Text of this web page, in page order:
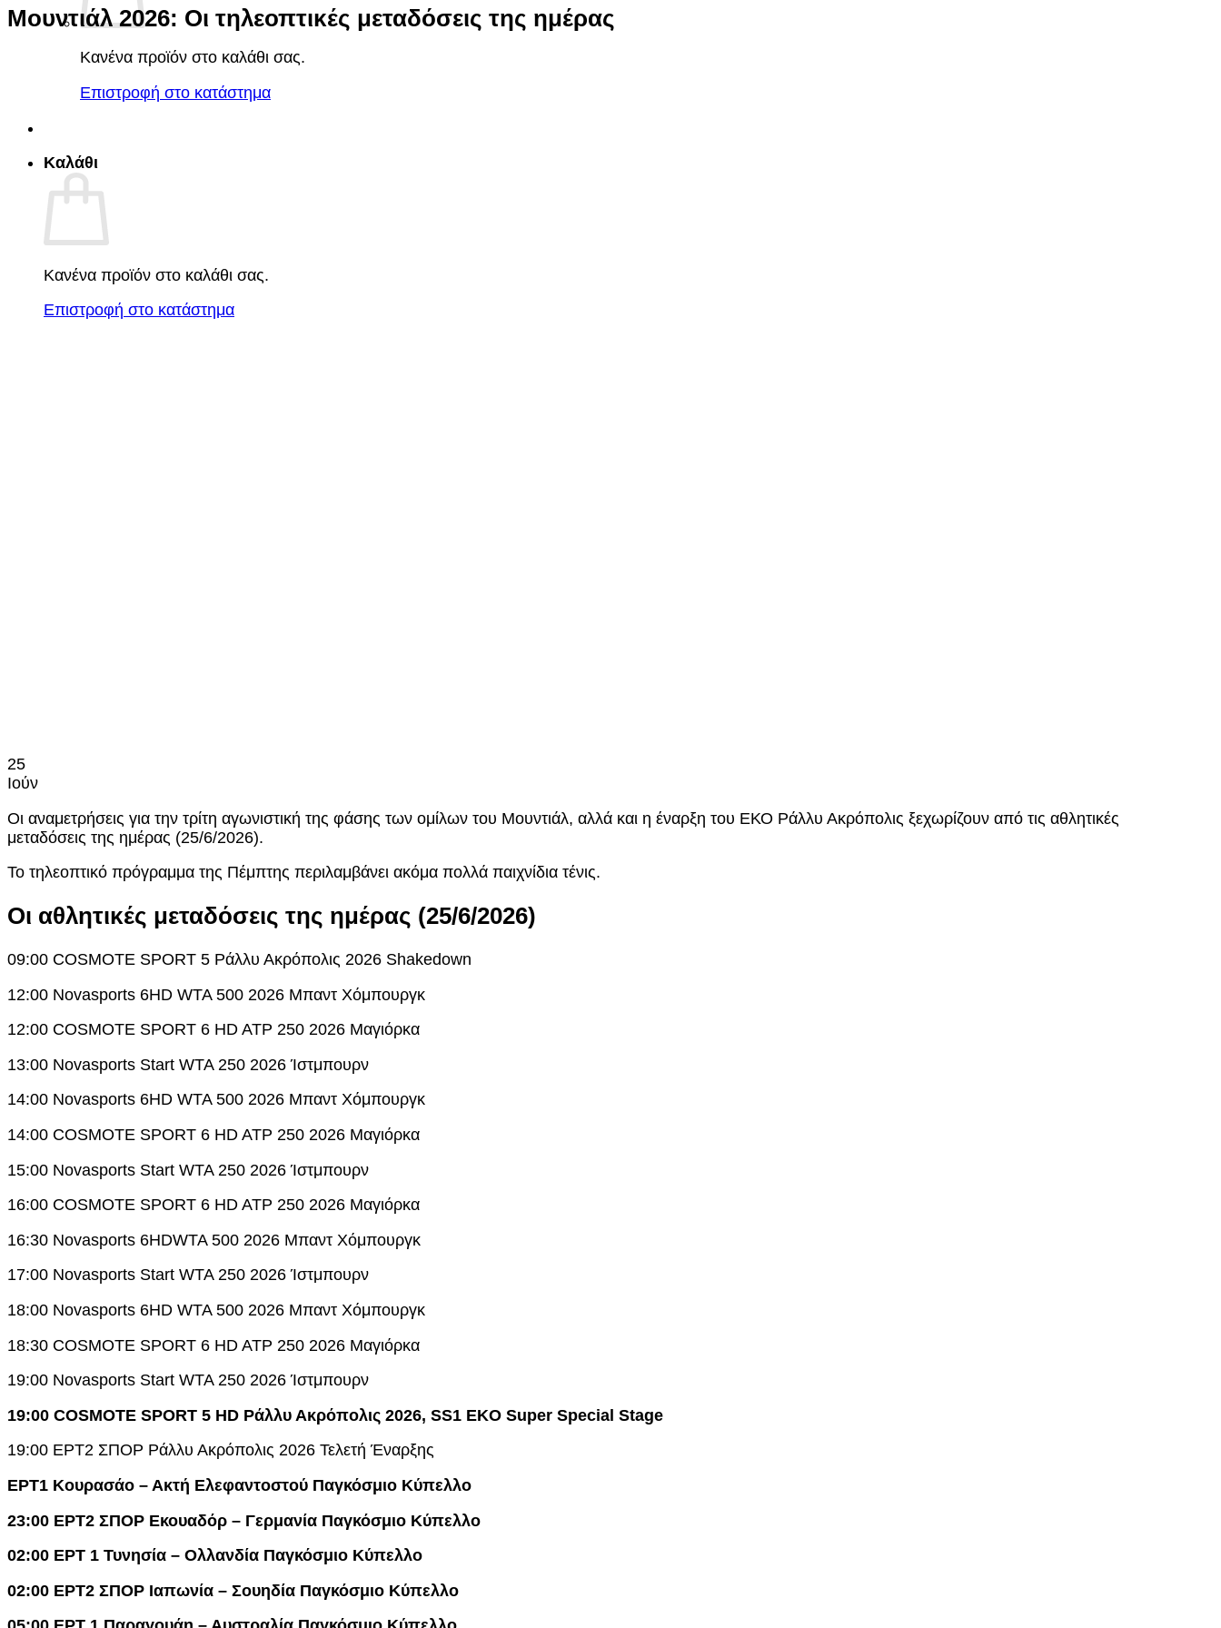
Κανένα προϊόν στο καλάθι σας.
Επιστροφή στο κατάστημα
Καλάθι
Κανένα προϊόν στο καλάθι σας.
Επιστροφή στο κατάστημα
Μουντιάλ 2026: Οι τηλεοπτικές μεταδόσεις της ημέρας
25
Ιούν
Οι αναμετρήσεις για την τρίτη αγωνιστική της φάσης των ομίλων του Μουντιάλ, αλλά και η έναρξη του ΕΚΟ Ράλλυ Ακρόπολις ξεχωρίζουν από τις αθλητικές
μεταδόσεις της ημέρας (25/6/2026).
Το τηλεοπτικό πρόγραμμα της Πέμπτης περιλαμβάνει ακόμα πολλά παιχνίδια τένις.
Οι αθλητικές μεταδόσεις της ημέρας (25/6/2026)
09:00 COSMOTE SPORT 5 Ράλλυ Ακρόπολις 2026 Shakedown
12:00 Novasports 6HD WTA 500 2026 Μπαντ Χόμπουργκ
12:00 COSMOTE SPORT 6 HD ATP 250 2026 Μαγιόρκα
13:00 Novasports Start WTA 250 2026 Ίστμπουρν
14:00 Novasports 6HD WTA 500 2026 Μπαντ Χόμπουργκ
14:00 COSMOTE SPORT 6 HD ATP 250 2026 Μαγιόρκα
15:00 Novasports Start WTA 250 2026 Ίστμπουρν
16:00 COSMOTE SPORT 6 HD ATP 250 2026 Μαγιόρκα
16:30 Novasports 6HDWTA 500 2026 Μπαντ Χόμπουργκ
17:00 Novasports Start WTA 250 2026 Ίστμπουρν
18:00 Novasports 6HD WTA 500 2026 Μπαντ Χόμπουργκ
18:30 COSMOTE SPORT 6 HD ATP 250 2026 Μαγιόρκα
19:00 Novasports Start WTA 250 2026 Ίστμπουρν
19:00 COSMOTE SPORT 5 HD Ράλλυ Ακρόπολις 2026, SS1 EKO Super Special Stage
19:00 ΕΡΤ2 ΣΠΟΡ Ράλλυ Ακρόπολις 2026 Τελετή Έναρξης
ΕΡΤ1 Κουρασάο – Ακτή Ελεφαντοστού Παγκόσμιο Κύπελλο
23:00 ΕΡΤ2 ΣΠΟΡ Εκουαδόρ – Γερμανία Παγκόσμιο Κύπελλο
02:00 ΕΡΤ 1 Τυνησία – Ολλανδία Παγκόσμιο Κύπελλο
02:00 ΕΡΤ2 ΣΠΟΡ Ιαπωνία – Σουηδία Παγκόσμιο Κύπελλο